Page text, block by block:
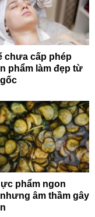
chưa cấp phép
phẩm làm đẹp từ
phẩm ngon
âm thầm gây